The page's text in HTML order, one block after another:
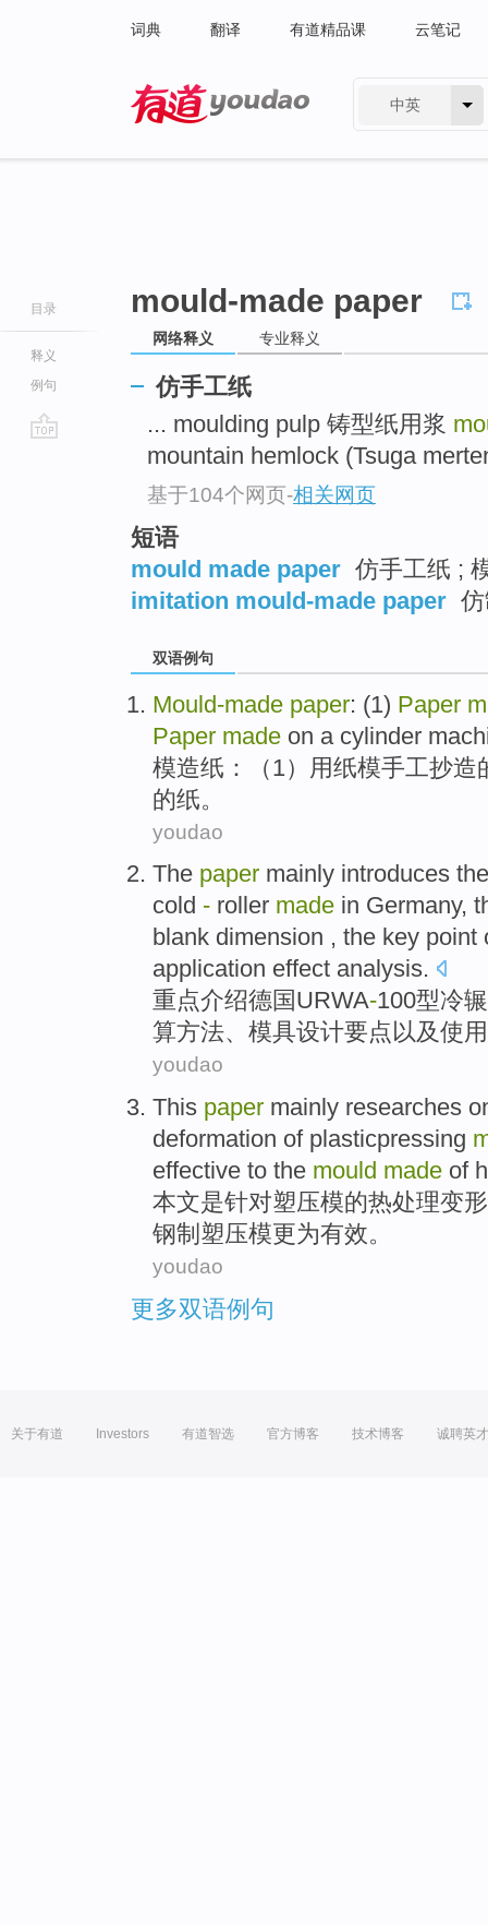
词典 翻译 有道精品课 云笔记
中英
目录
释义
例句
mould-made paper
网络释义 专业释义
仿手工纸
... moulding pulp 铸型纸用浆
mountain hemlock (Tsuga
基于104个网页-相关网页
短语
mould made paper 仿手工纸 ;
imitation mould-made paper
双语例句
Mould-made paper: (1) Paper
Paper made on a cylinder
模造纸：（1）用纸模手工抄造
的纸。
youdao
The paper mainly introduces
cold - roller made in Germany,
blank dimension , the key point
application effect analysis.
重点介绍德国 URWA-100型冷
算方法、 模具设计要点以及使用
youdao
This paper mainly researches
deformation of plasticpressing
effective to the mould made of
本文是针对塑压模的热处理变形
钢制塑压模更为有效。
youdao
更多双语例句
关于有道 Investors 有道智选 官方博客 技术博客 诚聘英才